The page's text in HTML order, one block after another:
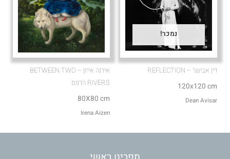
נמכר!
דין אבישר – REFLECTION
120x120 cm
Dean Avisar
אירנה אייזן – BETWEEN TWO
RIVERS הדפס
80X80 cm
Irena Aizen